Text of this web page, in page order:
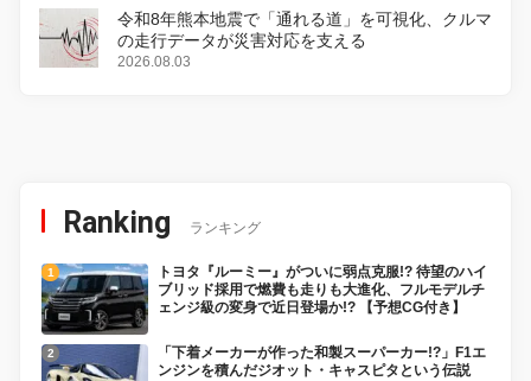
令和8年熊本地震で「通れる道」を可視化、クルマ
の走行データが災害対応を支える
2026.08.03
Ranking ランキング
トヨタ『ルーミー』がついに弱点克服!? 待望のハイ
ブリッド採用で燃費も走りも大進化、フルモデルチ
ェンジ級の変身で近日登場か!? 【予想CG付き】
「下着メーカーが作った和製スーパーカー!?」F1エ
ンジンを積んだジオット・キャスピタという伝説